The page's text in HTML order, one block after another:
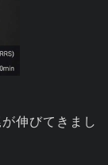
伸びてきまし